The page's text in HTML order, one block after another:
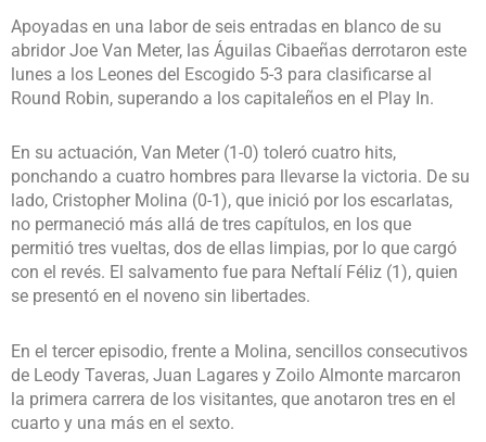
Apoyadas en una labor de seis entradas en blanco de su
abridor Joe Van Meter, las Águilas Cibaeñas derrotaron este
lunes a los Leones del Escogido 5-3 para clasificarse al
Round Robin, superando a los capitaleños en el Play In.
En su actuación, Van Meter (1-0) toleró cuatro hits,
ponchando a cuatro hombres para llevarse la victoria. De su
lado, Cristopher Molina (0-1), que inició por los escarlatas,
no permaneció más allá de tres capítulos, en los que
permitió tres vueltas, dos de ellas limpias, por lo que cargó
con el revés. El salvamento fue para Neftalí Féliz (1), quien
se presentó en el noveno sin libertades.
En el tercer episodio, frente a Molina, sencillos consecutivos
de Leody Taveras, Juan Lagares y Zoilo Almonte marcaron
la primera carrera de los visitantes, que anotaron tres en el
cuarto y una más en el sexto.